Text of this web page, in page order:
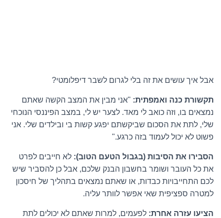
אבל איך עושים את זה בלי לגרום לשבר דיפלומטי?
תקשורת כנה ואמפתית: "אני מבין את המצב הקשה שאתם
נמצאים בו, וזה כואב לי מאד. לצער יש לי, במצב הפיננסי הנוכחי
שלי, לתת את הסכום שביקשתם יפגע קשות בי ובילדים שלי. אני
פשוט לא יכול לעמוד בזה כרגע."
הסבירו את הסיבות (בגבול הטעם הטוב): לא חייבים לפרט
את כל העובר ושומר בחשבון הבנק שלכם, אבל כן להסביר שיש
לכם התחייבויות כבדות, או שאתם נמצאים בתהליך של חיסכון
למטרה ספציפית שאי אפשר לוותר עליה.
הציעו עזרה אחרת: לפעמים, למרות שאתם לא יכולים לתת